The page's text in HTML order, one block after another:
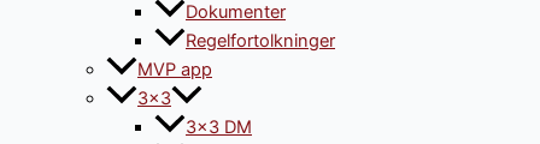
Dokumenter
Regelfortolkninger
MVP app
3×3
3×3 DM